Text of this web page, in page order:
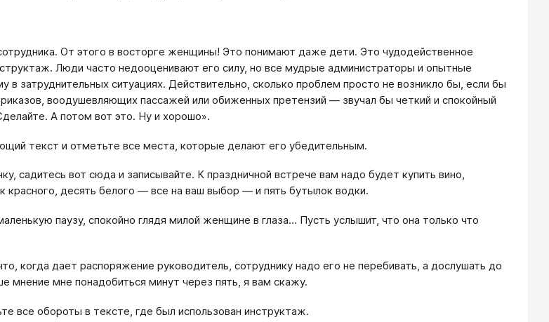
От этого в восторге женщины! Это понимают даже дети. Это чудодейственное
Люди часто недооценивают его силу, но все мудрые администраторы и опытные
в затруднительных ситуациях. Действительно, сколько проблем просто не возникло бы, если бы
воодушевляющих пассажей или обиженных претензий — звучал бы четкий и спокойный
А потом вот это. Ну и хорошо».
текст и отметьте все места, которые делают его убедительным.
садитесь вот сюда и записывайте. К праздничной встрече вам надо будет купить вино,
красного, десять белого — все на ваш выбор — и пять бутылок водки.
паузу, спокойно глядя милой женщине в глаза… Пусть услышит, что она только что
когда дает распоряжение руководитель, сотруднику надо его не перебивать, а дослушать до
мнение мне понадобиться минут через пять, я вам скажу.
все обороты в тексте, где был использован инструктаж.